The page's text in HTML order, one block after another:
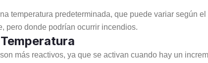
temperatura predeterminada, que puede variar según
pero donde podrían ocurrir incendios.
más reactivos, ya que se activan cuando hay un